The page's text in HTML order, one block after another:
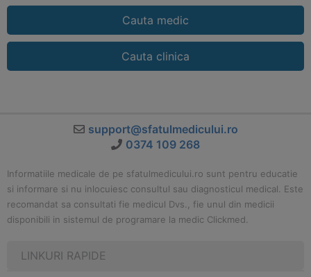
Cauta medic
Cauta clinica
support@sfatulmedicului.ro
0374 109 268
Informatiile medicale de pe sfatulmedicului.ro sunt pentru educatie
si informare si nu inlocuiesc consultul sau diagnosticul medical. Este
recomandat sa consultati fie medicul Dvs., fie unul din medicii
disponibili in sistemul de programare la medic Clickmed.
LINKURI RAPIDE